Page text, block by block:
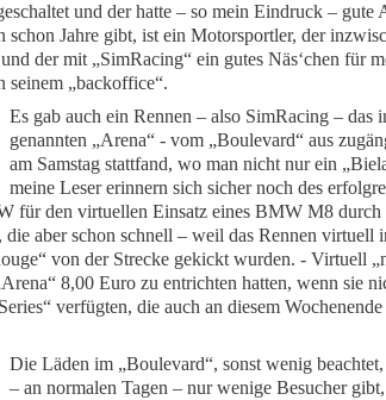
und der hatte – so mein Eindruck – gute
Jahre gibt, ist ein Motorsportler, der
der mit „SimRacing“ ein gutes Näs‘chen für
„backoffice“.
Es gab auch ein Rennen – also SimRacing – das
genannten „Arena“ - vom „Boulevard“ aus
am Samstag stattfand, wo man nicht nur ein
meine Leser erinnern sich sicher noch des
für den virtuellen Einsatz eines BMW M8 durch
aber schon schnell – weil das Rennen virtuell
von der Strecke gekickt wurden. - Virtuell
8,00 Euro zu entrichten hatten, wenn sie
verfügten, die auch an diesem
Die Läden im „Boulevard“, sonst wenig
– an normalen Tagen – nur wenige Besucher